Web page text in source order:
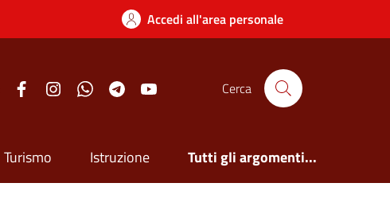
Accedi all'area personale
FacebookInstagramWhatsappTelegram Cerca
Turismo Istruzione Tutti gli argomenti...